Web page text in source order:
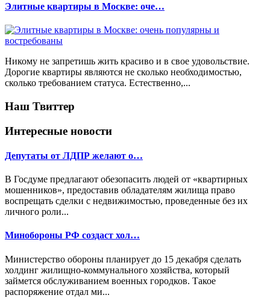
Элитные квартиры в Москве: оче…
Никому не запретишь жить красиво и в свое удовольствие.
Дорогие квартиры являются не сколько необходимостью,
сколько требованием статуса. Естественно,...
Наш Твиттер
Интересные новости
Депутаты от ЛДПР желают о…
В Госдуме предлагают обезопасить людей от «квартирных
мошенников», предоставив обладателям жилища право
воспрещать сделки с недвижимостью, проведенные без их
личного роли...
Минобороны РФ создаст хол…
Министерство обороны планирует до 15 декабря сделать
холдинг жилищно-коммунального хозяйства, который
займется обслуживанием военных городков. Такое
распоряжение отдал ми...